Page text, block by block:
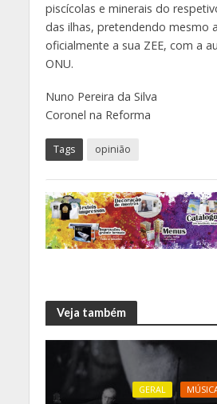
piscícolas e minerais do
das ilhas, pretendendo mesmo
oficialmente a sua ZEE, com a
ONU.
Nuno Pereira da Silva
Coronel na Reforma
Tags opinião
Veja também
GERAL